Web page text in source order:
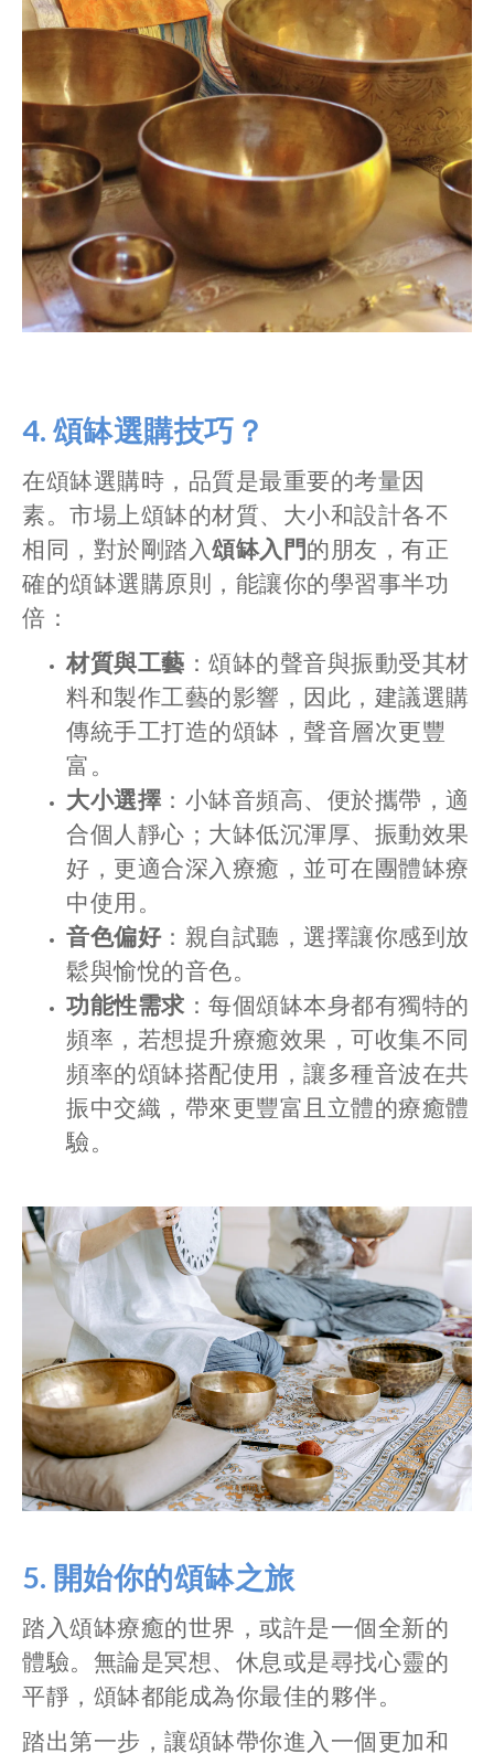
4. 頌缽選購技巧 ？
在頌缽選購時，品質是最重要的考量因
素。市場上頌缽的材質、大小和設計各不
相同，對於剛踏入頌缽入門的朋友，有正
確的頌缽選購原則，能讓你的學習事半功
倍：
材質與工藝 ：頌缽的聲音與振動受其材
料和製作工藝的影響，因此，建議選購
傳統手工打造的頌缽，聲音層次更豐
富。
大小選擇 ：小缽音頻高、便於攜帶，適
合個人靜心；大缽低沉渾厚、振動效果
好，更適合深入療癒，並可在團體缽療
中使用。
音色偏好：親自試聽，選擇讓你感到放
鬆與愉悅的音色。
功能性需求：每個頌缽本身都有獨特的
頻率，若想提升療癒效果，可收集不同
頻率的頌缽搭配使用，讓多種音波在共
振中交織，帶來更豐富且立體的療癒體
驗。
5. 開始你的頌缽之旅
踏入頌缽療癒的世界，或許是一個全新的
體驗。無論是冥想、休息或是尋找心靈的
平靜，頌缽都能成為你最佳的夥伴。
踏出第一步，讓頌缽帶你進入一個更加和